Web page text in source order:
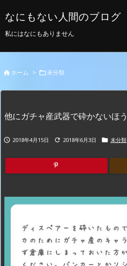
なにもない人間のブログ
私にはなにもありません
ホーム > 未分類
他にガチャ産武器で砕かないほ
 2018年4月15日  2018年6月3日  未分類